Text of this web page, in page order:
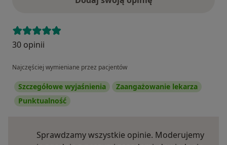
30 opinii
Najczęściej wymieniane przez pacjentów
Szczegółowe wyjaśnienia
Zaangażowanie lekarza
Punktualność
Sprawdzamy wszystkie opinie. Moderujemy